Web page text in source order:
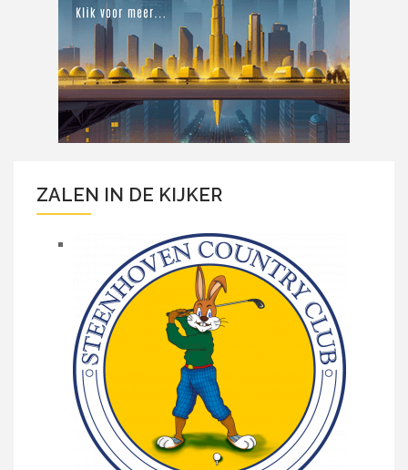
ZALEN IN DE KIJKER